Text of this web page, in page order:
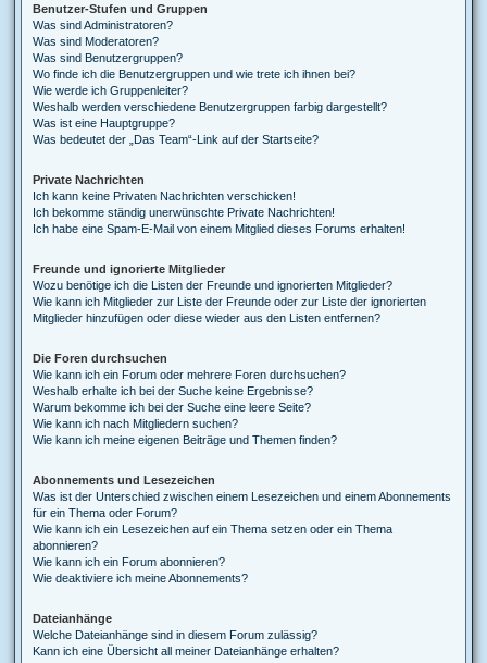
Benutzer-Stufen und Gruppen
Was sind Administratoren?
Was sind Moderatoren?
Was sind Benutzergruppen?
Wo finde ich die Benutzergruppen und wie trete ich ihnen bei?
Wie werde ich Gruppenleiter?
Weshalb werden verschiedene Benutzergruppen farbig dargestellt?
Was ist eine Hauptgruppe?
Was bedeutet der „Das Team“-Link auf der Startseite?
Private Nachrichten
Ich kann keine Privaten Nachrichten verschicken!
Ich bekomme ständig unerwünschte Private Nachrichten!
Ich habe eine Spam-E-Mail von einem Mitglied dieses Forums erhalten!
Freunde und ignorierte Mitglieder
Wozu benötige ich die Listen der Freunde und ignorierten Mitglieder?
Wie kann ich Mitglieder zur Liste der Freunde oder zur Liste der ignorierten
Mitglieder hinzufügen oder diese wieder aus den Listen entfernen?
Die Foren durchsuchen
Wie kann ich ein Forum oder mehrere Foren durchsuchen?
Weshalb erhalte ich bei der Suche keine Ergebnisse?
Warum bekomme ich bei der Suche eine leere Seite?
Wie kann ich nach Mitgliedern suchen?
Wie kann ich meine eigenen Beiträge und Themen finden?
Abonnements und Lesezeichen
Was ist der Unterschied zwischen einem Lesezeichen und einem Abonnements
für ein Thema oder Forum?
Wie kann ich ein Lesezeichen auf ein Thema setzen oder ein Thema
abonnieren?
Wie kann ich ein Forum abonnieren?
Wie deaktiviere ich meine Abonnements?
Dateianhänge
Welche Dateianhänge sind in diesem Forum zulässig?
Kann ich eine Übersicht all meiner Dateianhänge erhalten?